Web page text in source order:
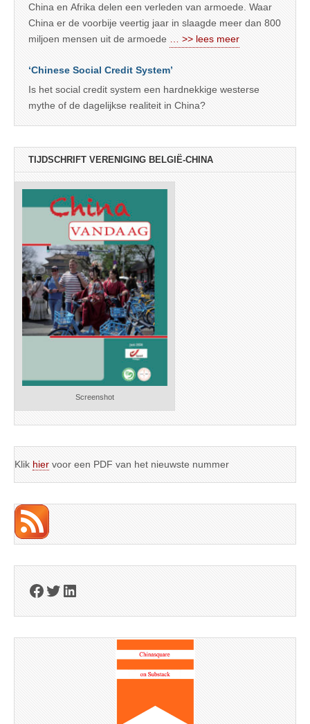
China en Afrika delen een verleden van armoede. Waar
China er de voorbije veertig jaar in slaagde meer dan 800
miljoen mensen uit de armoede
… >> lees meer
‘Chinese Social Credit System’
Is het social credit system een hardnekkige westerse
mythe of de dagelijkse realiteit in China?
TIJDSCHRIFT VERENIGING BELGIË-CHINA
Screenshot
Klik hier voor een PDF van het nieuwste nummer
Facebook
Twitter
LinkedIn